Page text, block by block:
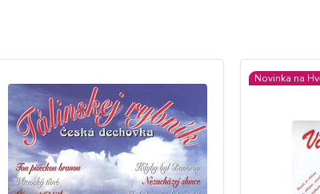
Novinka na